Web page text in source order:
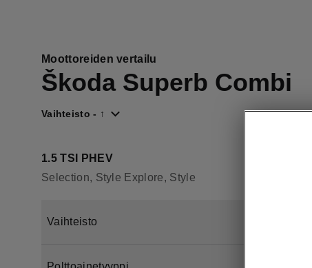
Moottoreiden vertailu
Škoda Superb Combi
Vaihteisto - ↑
1.5 TSI PHEV
Selection, Style Explore, Style
Vaihteisto